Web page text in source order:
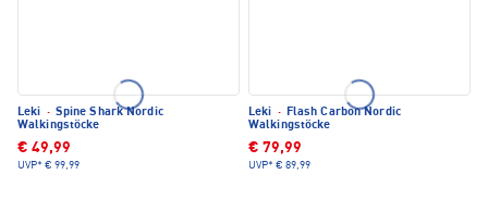
Leki · Spine Shark Nordic
Walkingstöcke
€ 49,99
UVP* € 99,99
Leki · Flash Carbon Nordic
Walkingstöcke
€ 79,99
UVP* € 89,99